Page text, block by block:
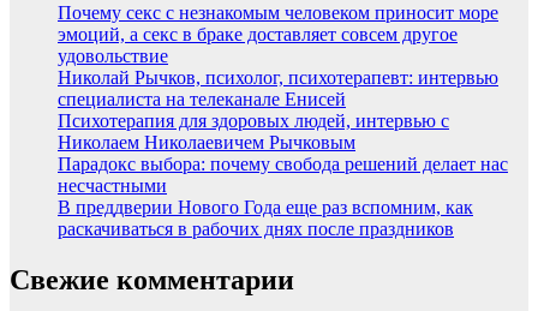
Почему секс с незнакомым человеком приносит море
эмоций, а секс в браке доставляет совсем другое
удовольствие
Николай Рычков, психолог, психотерапевт: интервью
специалиста на телеканале Енисей
Психотерапия для здоровых людей, интервью с
Николаем Николаевичем Рычковым
Парадокс выбора: почему свобода решений делает нас
несчастными
В преддверии Нового Года еще раз вспомним, как
раскачиваться в рабочих днях после праздников
Свежие комментарии